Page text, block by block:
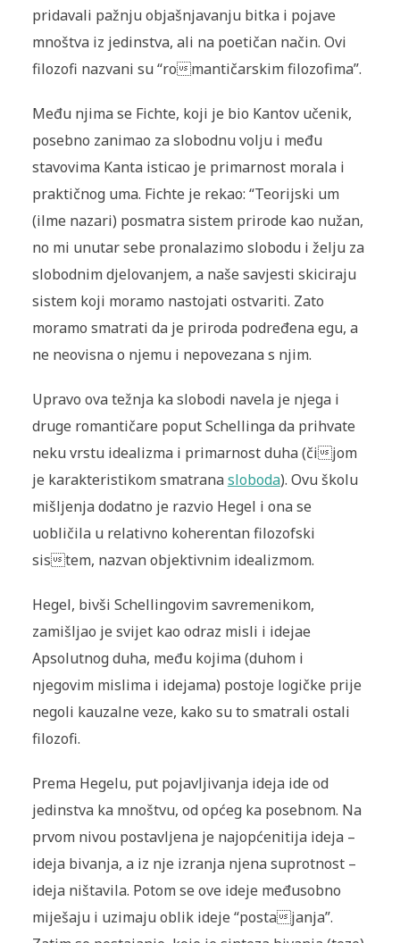
pridavali pažnju objašnjavanju bitka i pojave
mnoštva iz jedinstva, ali na poetičan način. Ovi
filozofi nazvani su “romantičarskim filozofima”.
Među njima se Fichte, koji je bio Kantov učenik,
posebno zanimao za slobodnu volju i među
stavovima Kanta isticao je primarnost morala i
praktičnog uma. Fichte je rekao: “Teorijski um
(ilme nazari) posmatra sistem prirode kao nužan,
no mi unutar sebe pronalazimo slobodu i želju za
slobodnim djelovanjem, a naše savjesti skiciraju
sistem koji moramo nastojati ostvariti. Zato
moramo smatrati da je priroda podređena egu, a
ne neovisna o njemu i nepovezana s njim.
Upravo ova težnja ka slobodi navela je njega i
druge romantičare poput Schellinga da prihvate
neku vrstu idealizma i primarnost duha (čijom
je karakteristikom smatranasloboda). Ovu školu
mišljenja dodatno je razvio Hegel i ona se
uobličila u relativno koherentan filozofski
sistem, nazvan objektivnim idealizmom.
Hegel, bivši Schellingovim savremenikom,
zamišljao je svijet kao odraz misli i idejae
Apsolutnog duha, među kojima (duhom i
njegovim mislima i idejama) postoje logičke prije
negoli kauzalne veze, kako su to smatrali ostali
filozofi.
Prema Hegelu, put pojavljivanja ideja ide od
jedinstva ka mnoštvu, od općeg ka posebnom. Na
prvom nivou postavljena je najopćenitija ideja –
ideja bivanja, a iz nje izranja njena suprotnost –
ideja ništavila. Potom se ove ideje međusobno
miješaju i uzimaju oblik ideje “postajanja”.